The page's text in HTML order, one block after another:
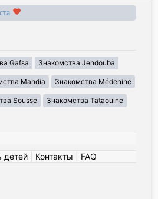
Gafsa Знакомства Jendouba
Mahdia Знакомства Médenine
Sousse Знакомства Tataouine
детей Контакты FAQ